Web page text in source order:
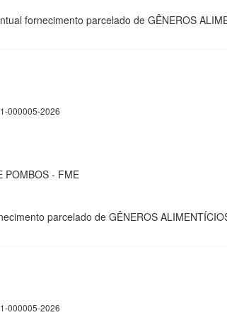
fornecimento parcelado de GÊNEROS
000005-2026
POMBOS - FME
parcelado de GÊNEROS
000005-2026